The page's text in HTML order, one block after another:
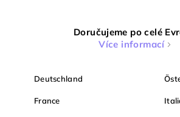
Doručujeme po celé
Více informací
Deutschland
France